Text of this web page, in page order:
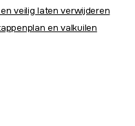
veilig laten verwijderen
en valkuilen